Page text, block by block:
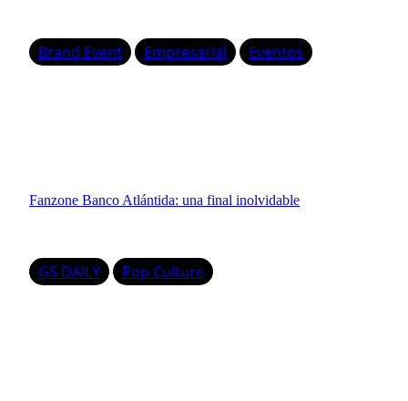
Brand Event Empresarial Eventos
Fanzone Banco Atlántida: una final inolvidable
GS DAILY Pop Culture